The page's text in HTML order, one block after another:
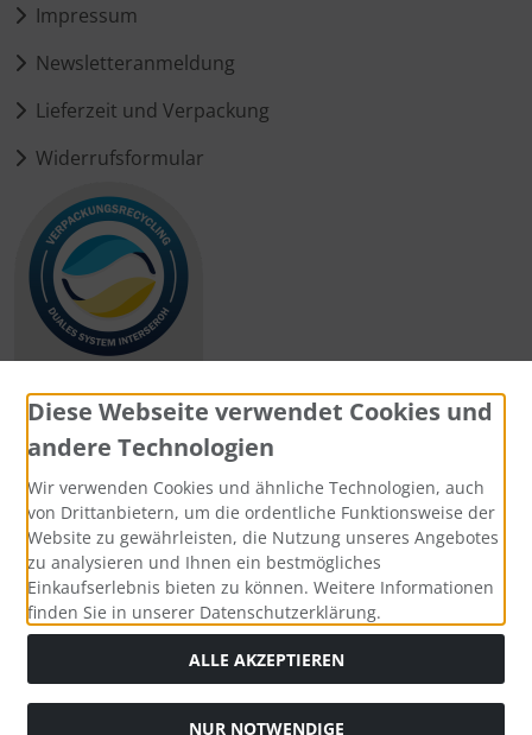
Impressum
Newsletteranmeldung
Lieferzeit und Verpackung
Widerrufsformular
Zahlungsmethoden
Social Media
Diese Webseite verwendet Cookies und
andere Technologien
Wir verwenden Cookies und ähnliche Technologien, auch
von Drittanbietern, um die ordentliche Funktionsweise der
Website zu gewährleisten, die Nutzung unseres Angebotes
zu analysieren und Ihnen ein bestmögliches
Einkaufserlebnis bieten zu können. Weitere Informationen
finden Sie in unserer Datenschutzerklärung.
ALLE AKZEPTIEREN
NUR NOTWENDIGE